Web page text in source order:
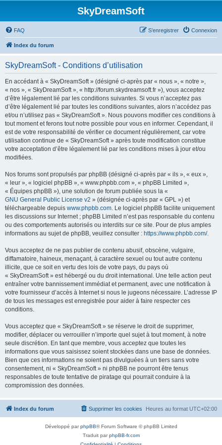
SkyDreamSoft
FAQ Connexion
S’enregistrer
Index du forum
SkyDreamSoft - Conditions d’utilisation
En accédant à « SkyDreamSoft » (désigné ci-après par « nous », « notre »,
« nos », « SkyDreamSoft », « http://forum.skydreamsoft.fr »), vous acceptez
d’être légalement lié par les conditions suivantes. Si vous n’acceptez pas
d’être légalement lié par toutes les conditions suivantes, alors n’accédez pas
et/ou n’utilisez pas « SkyDreamSoft ». Nous pouvons modifier ces conditions à
tout moment et ferons tout notre possible pour vous en informer. Cependant, il
est de votre responsabilité de vérifier ce document régulièrement, car votre
utilisation continue de « SkyDreamSoft » après toute modification constitue
votre acceptation d’être légalement lié par les conditions mises à jour et/ou
modifiées.
Nos forums sont propulsés par phpBB (désigné ci-après par « ils », « eux »,
« leur », « logiciel phpBB », « www.phpbb.com », « phpBB Limited »,
« Équipes phpBB »), une solution de forum publiée sous la «
GNU General Public License v2 » (désignée ci-après par « GPL ») et
téléchargeable depuis www.phpbb.com. Le logiciel phpBB facilite uniquement
les discussions sur Internet ; phpBB Limited n’est pas responsable du contenu
ou des comportements autorisés ou interdits sur ce site. Pour de plus amples
informations au sujet de phpBB, veuillez consulter : https://www.phpbb.com/.
Vous acceptez de ne pas publier de contenu abusif, obscène, vulgaire,
diffamatoire, haineux, menaçant, à caractère sexuel ou tout autre contenu
illicite, que ce soit en vertu des lois de votre pays, du pays où
« SkyDreamSoft » est hébergé ou du droit international. Une telle action peut
entraîner votre bannissement immédiat et permanent, avec une notification à
votre fournisseur d’accès à Internet si nous le jugeons nécessaire. L’adresse IP
de tous les messages est enregistrée pour aider à faire respecter ces
conditions.
Vous acceptez que « SkyDreamSoft » se réserve le droit de supprimer,
modifier, déplacer ou verrouiller n’importe quel sujet à tout moment, à notre
seule discrétion. En tant que membre, vous acceptez que toutes les
informations que vous saisissez soient stockées dans une base de données.
Bien que ces informations ne soient pas divulguées à un tiers sans votre
consentement, ni « SkyDreamSoft » ni phpBB ne pourront être tenus
responsables de toute tentative de piratage qui pourrait conduire à la
compromission des données.
Index du forum Heures au format UTC+02:00
Supprimer les cookies
Développé parphpBB® Forum Software © phpBB Limited
Traduit parphpBB-fr.com